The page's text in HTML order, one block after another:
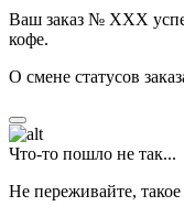
Ваш заказ № ХХХ
кофе.
О смене статусов
Что-то пошло не так...
Не переживайте, такое